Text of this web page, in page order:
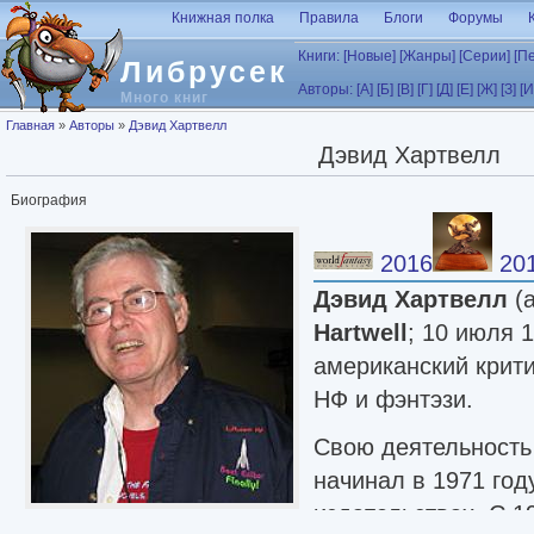
Перейти к основному содержанию
Либрусек
Много книг
Книжная полка Правила Блоги Форумы
Книги: [Новые] [Жанры] [Серии]
Авторы: [А] [Б] [В] [Г] [Д] [Е] [Ж] [З]
Вы здесь
Главная » Авторы » Дэвид Хартвелл
Дэвид Хартвелл
Биография
2016
Дэвид Хартвелл
Hartwell ; 10 июля
американский
НФ и фэнтэзи.
Свою
начинал в 1971
издательствах. С